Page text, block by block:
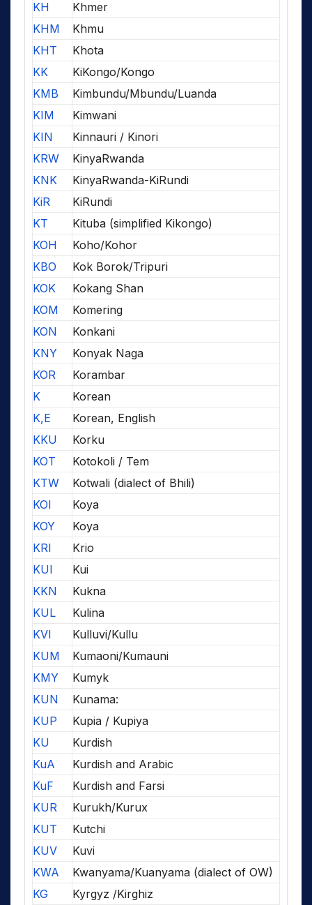
KH
Khmer
KHM
Khmu
KHT
Khota
KK
KiKongo/Kongo
KMB
Kimbundu/Mbundu/Luanda
KIM
Kimwani
KIN
Kinnauri / Kinori
KRW
KinyaRwanda
KNK
KinyaRwanda-KiRundi
KiR
KiRundi
KT
Kituba (simplified Kikongo)
KOH
Koho/Kohor
KBO
Kok Borok/Tripuri
KOK
Kokang Shan
KOM
Komering
KON
Konkani
KNY
Konyak Naga
KOR
Korambar
K
Korean
K,E
Korean, English
KKU
Korku
KOT
Kotokoli / Tem
KTW
Kotwali (dialect of Bhili)
KOI
Koya
KOY
Koya
KRI
Krio
KUI
Kui
KKN
Kukna
KUL
Kulina
KVI
Kulluvi/Kullu
KUM
Kumaoni/Kumauni
KMY
Kumyk
KUN
Kunama:
KUP
Kupia / Kupiya
KU
Kurdish
KuA
Kurdish and Arabic
KuF
Kurdish and Farsi
KUR
Kurukh/Kurux
KUT
Kutchi
KUV
Kuvi
KWA
Kwanyama/Kuanyama (dialect of OW)
KG
Kyrgyz /Kirghiz